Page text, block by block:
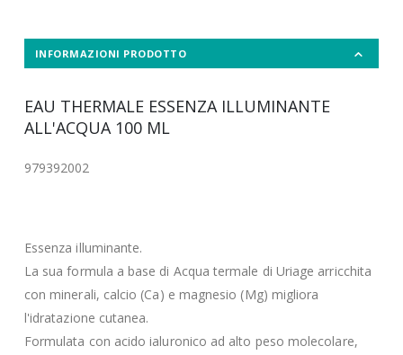
INFORMAZIONI PRODOTTO
EAU THERMALE ESSENZA ILLUMINANTE
ALL'ACQUA 100 ML
979392002
Essenza illuminante.
La sua formula a base di Acqua termale di Uriage arricchita
con minerali, calcio (Ca) e magnesio (Mg) migliora
l'idratazione cutanea.
Formulata con acido ialuronico ad alto peso molecolare,